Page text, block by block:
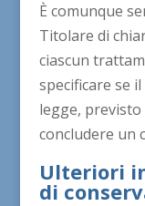
È comunque
Titolare di
ciascun
specificare se
legge,
concludere un
Ulteriori
di